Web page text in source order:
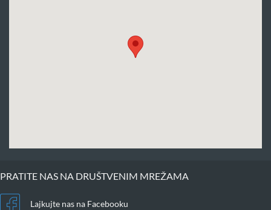
PRATITE NAS NA DRUŠTVENIM MREŽAMA
Lajkujte nas na Facebooku